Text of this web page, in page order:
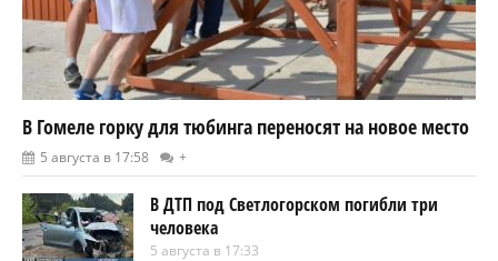
В Гомеле горку для тюбинга переносят на новое место
5 августа в 17:58 +
В ДТП под Светлогорском погибли три
человека
5 августа в 17:33